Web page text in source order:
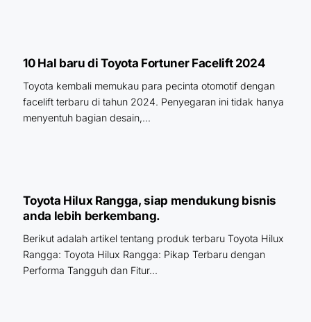
10 Hal baru di Toyota Fortuner Facelift 2024
Toyota kembali memukau para pecinta otomotif dengan
facelift terbaru di tahun 2024. Penyegaran ini tidak hanya
menyentuh bagian desain,...
Toyota Hilux Rangga, siap mendukung bisnis
anda lebih berkembang.
Berikut adalah artikel tentang produk terbaru Toyota Hilux
Rangga: Toyota Hilux Rangga: Pikap Terbaru dengan
Performa Tangguh dan Fitur...